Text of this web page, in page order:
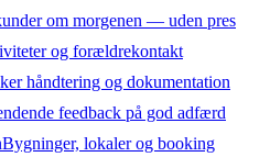
om morgenen — uden pres
og forældrekontakt
håndtering og dokumentation
feedback på god adfærd
Bygninger, lokaler og booking